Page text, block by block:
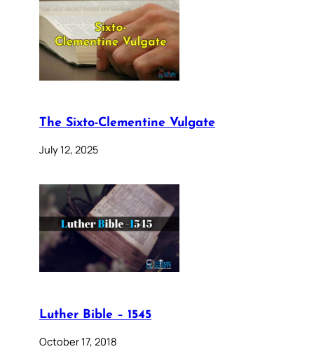
The Sixto-Clementine Vulgate
July 12, 2025
Luther Bible – 1545
October 17, 2018